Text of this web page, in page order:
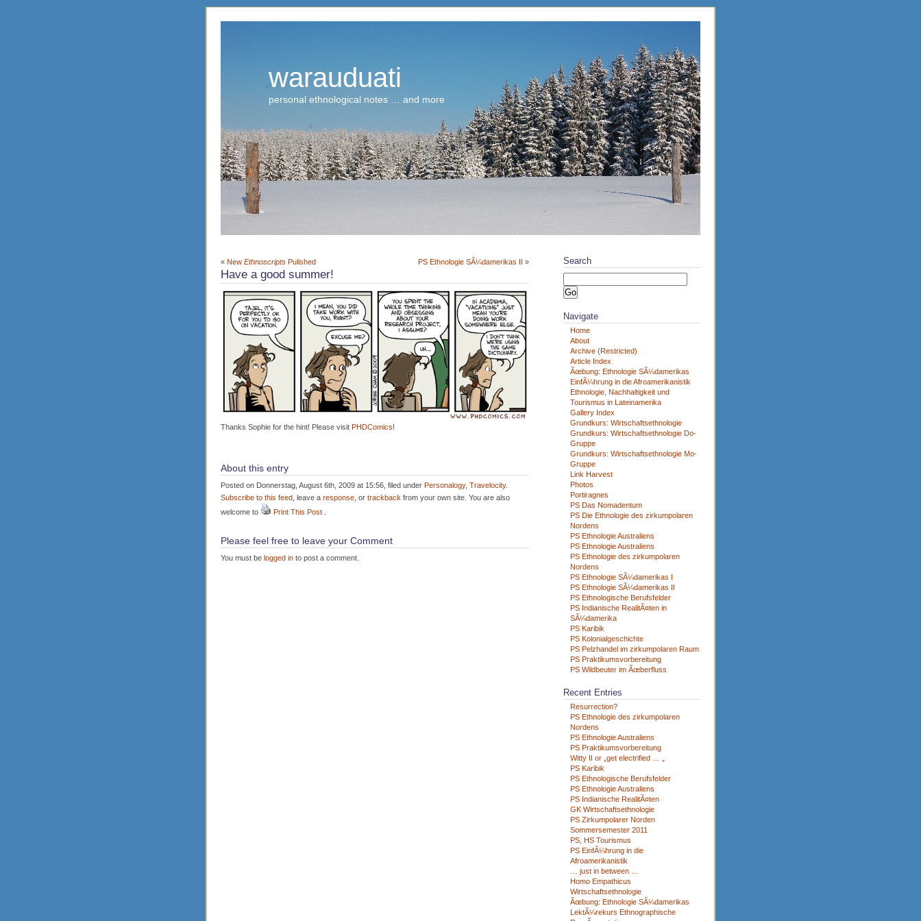
warauduati
personal ethnological notes … and more
Search
Navigate
Home
About
Archive (Restricted)
Article Index
Ãœbung: Ethnologie SÃ¼damerikas
EinfÃ¼hrung in die Afroamerikanistik
Ethnologie, Nachhaltigkeit und
Tourismus in Lateinamerika
Gallery Index
Grundkurs: Wirtschaftsethnologie
Grundkurs: Wirtschaftsethnologie Do-
Gruppe
Grundkurs: Wirtschaftsethnologie Mo-
Gruppe
Link Harvest
Photos
Portiragnes
PS Das Nomadentum
PS Die Ethnologie des zirkumpolaren
Nordens
PS Ethnologie Australiens
PS Ethnologie Australiens
PS Ethnologie des zirkumpolaren
Nordens
PS Ethnologie SÃ¼damerikas I
PS Ethnologie SÃ¼damerikas II
PS Ethnologische Berufsfelder
PS Indianische RealitÃ¤ten in
SÃ¼damerika
PS Karibik
PS Kolonialgeschichte
PS Pelzhandel im zirkumpolaren Raum
PS Praktikumsvorbereitung
PS Wildbeuter im Ãœberfluss
Recent Entries
Resurrection?
PS Ethnologie des zirkumpolaren
Nordens
PS Ethnologie Australiens
PS Praktikumsvorbereitung
Witty II or „get electrified … „
PS Karibik
PS Ethnologische Berufsfelder
PS Ethnologie Australiens
PS Indianische RealitÃ¤ten
GK Wirtschaftsethnologie
PS Zirkumpolarer Norden
Sommersemester 2011
PS, HS Tourismus
PS EinfÃ¼hrung in die
Afroamerikanistik
… just in between …
Homo Empathicus
Wirtschaftsethnologie
Ãœbung: Ethnologie SÃ¼damerikas
LektÃ¼rekurs Ethnographische
« New Ethnoscripts Pulished PS Ethnologie SÃ¼damerikas II »
Have a good summer!
Thanks Sophie for the hint! Please visit PHDComics!
About this entry
Posted on Donnerstag, August 6th, 2009 at 15:56, filed under Personalogy, Travelocity.
Subscribe to this feed , leave a response , or trackback from your own site. You are also
welcome to
Print This Post
Please feel free to leave your Comment
You must be logged in to post a comment.